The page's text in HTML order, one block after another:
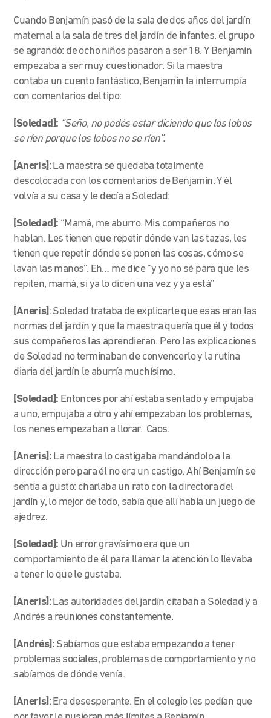
Cuando Benjamín pasó de la sala de dos años del jardín
maternal a la sala de tres del jardín de infantes, el grupo
se agrandó: de ocho niños pasaron a ser 18. Y Benjamín
empezaba a ser muy cuestionador. Si la maestra
contaba un cuento fantástico, Benjamín la interrumpía
con comentarios del tipo:
[Soledad]: “Seño, no podés estar diciendo que los lobos
se ríen porque los lobos no se ríen”.
[Aneris] : La maestra se quedaba totalmente
descolocada con los comentarios de Benjamín. Y él
volvía a su casa y le decía a Soledad:
[Soledad]: “Mamá, me aburro. Mis compañeros no
hablan. Les tienen que repetir dónde van las tazas, les
tienen que repetir dónde se ponen las cosas, cómo se
lavan las manos”. Eh… me dice “y yo no sé para que les
repiten, mamá, si ya lo dicen una vez y ya está”
[Aneris] : Soledad trataba de explicarle que esas eran las
normas del jardín y que la maestra quería que él y todos
sus compañeros las aprendieran. Pero las explicaciones
de Soledad no terminaban de convencerlo y la rutina
diaria del jardín le aburría muchísimo.
[Soledad]: Entonces por ahí estaba sentado y empujaba
a uno, empujaba a otro y ahí empezaban los problemas,
los nenes empezaban a llorar. Caos.
[Aneris]: La maestra lo castigaba mandándolo a la
dirección pero para él no era un castigo. Ahí Benjamín se
sentía a gusto: charlaba un rato con la directora del
jardín y, lo mejor de todo, sabía que allí había un juego de
ajedrez.
[Soledad]: Un error gravísimo era que un
comportamiento de él para llamar la atención lo llevaba
a tener lo que le gustaba.
[Aneris] : Las autoridades del jardín citaban a Soledad y a
Andrés a reuniones constantemente.
[Andrés]: Sabíamos que estaba empezando a tener
problemas sociales, problemas de comportamiento y no
sabíamos de dónde venía.
[Aneris] : Era desesperante. En el colegio les pedían que